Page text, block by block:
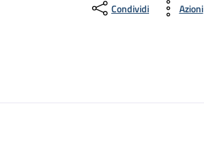
Condividi Azioni